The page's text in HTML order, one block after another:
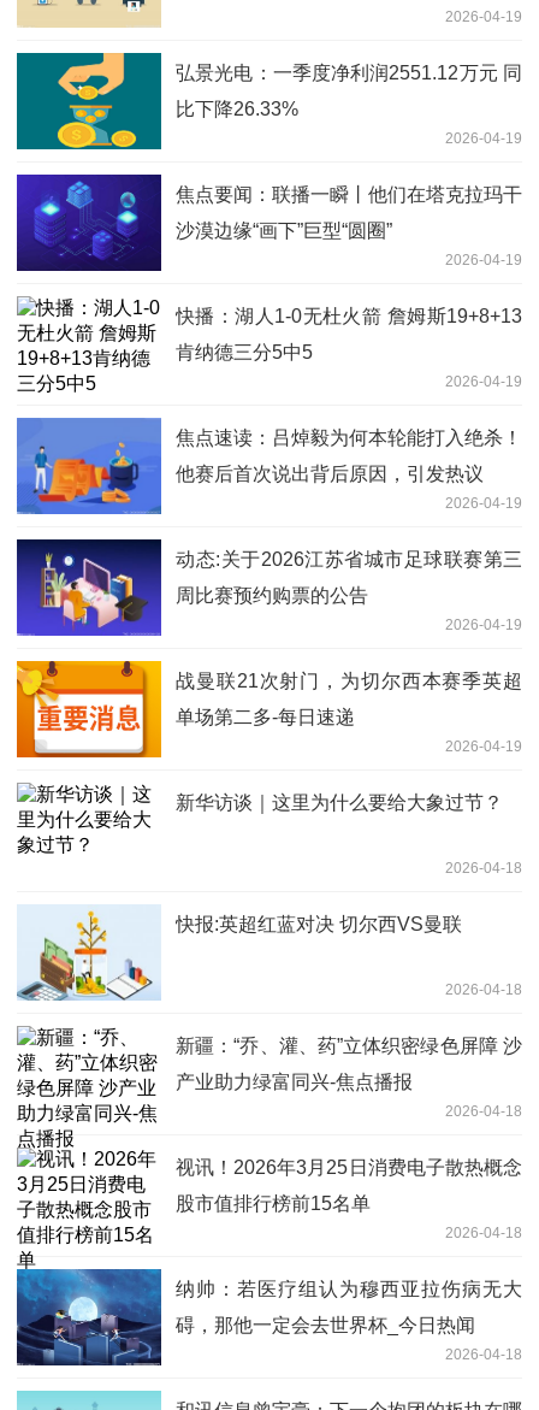
2026-04-19
弘景光电：一季度净利润2551.12万元 同
比下降26.33%
2026-04-19
焦点要闻：联播一瞬丨他们在塔克拉玛干
沙漠边缘“画下”巨型“圆圈”
2026-04-19
快播：湖人1-0无杜火箭 詹姆斯19+8+13
肯纳德三分5中5
2026-04-19
焦点速读：吕焯毅为何本轮能打入绝杀！
他赛后首次说出背后原因，引发热议
2026-04-19
动态:关于2026江苏省城市足球联赛第三
周比赛预约购票的公告
2026-04-19
战曼联21次射门，为切尔西本赛季英超
单场第二多-每日速递
2026-04-19
新华访谈｜这里为什么要给大象过节？
2026-04-18
快报:英超红蓝对决 切尔西VS曼联
2026-04-18
新疆：“乔、灌、药”立体织密绿色屏障 沙
产业助力绿富同兴-焦点播报
2026-04-18
视讯！2026年3月25日消费电子散热概念
股市值排行榜前15名单
2026-04-18
纳帅：若医疗组认为穆西亚拉伤病无大
碍，那他一定会去世界杯_今日热闻
2026-04-18